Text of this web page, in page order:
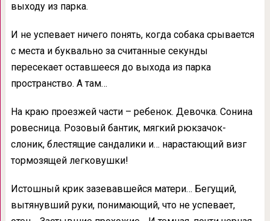
выходу из парка.
И не успевает ничего понять, когда собака срывается
с места и буквально за считанные секунды
пересекает оставшееся до выхода из парка
пространство. А там…
На краю проезжей части – ребенок. Девочка. Сонина
ровесница. Розовый бантик, мягкий рюкзачок-
слоник, блестящие сандалики и… нарастающий визг
тормозящей легковушки!
Истошный крик зазевавшейся матери… Бегущий,
вытянувший руки, понимающий, что не успевает,